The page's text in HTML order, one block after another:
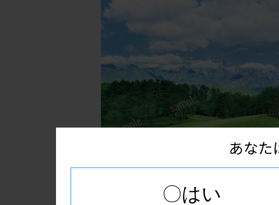
あなた
〇はい